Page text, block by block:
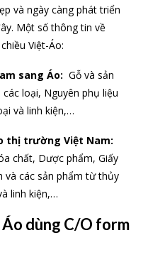
và ngày càng phát triển
Một số thông tin về
Việt-Áo:
sang Áo: Gỗ và sản
loại, Nguyên phụ liệu
và linh kiện,…
thị trường Việt Nam:
chất, Dược phẩm, Giấy
và các sản phẩm từ thủy
linh kiện,…
dùng C/O form